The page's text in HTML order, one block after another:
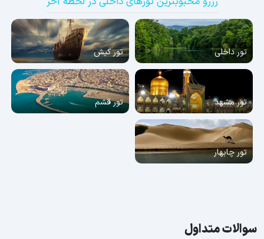
تور داخلی تور کیش
تور مشهد تور قشم
تور چابهار
سوالات متداول